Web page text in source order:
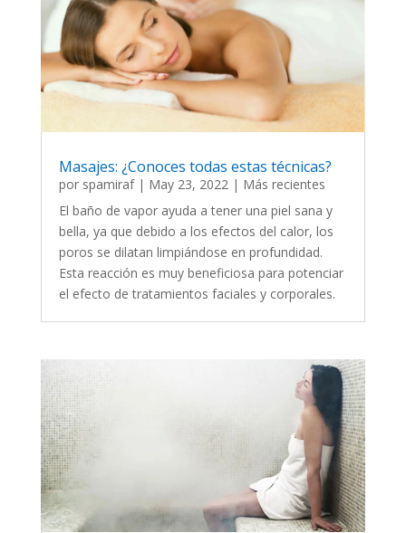
Masajes: ¿Conoces todas estas técnicas?
por spamiraf| May 23, 2022 | Más recientes
El baño de vapor ayuda a tener una piel sana y
bella, ya que debido a los efectos del calor, los
poros se dilatan limpiándose en profundidad.
Esta reacción es muy beneficiosa para potenciar
el efecto de tratamientos faciales y corporales.